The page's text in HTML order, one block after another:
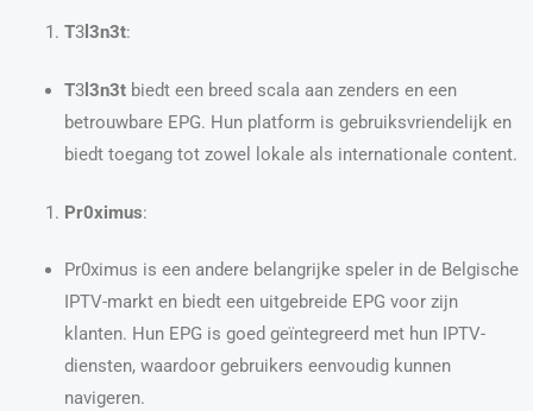
T3l3n3t:
T3l3n3tbiedt een breed scala aan zenders en een
betrouwbare EPG. Hun platform is gebruiksvriendelijk en
biedt toegang tot zowel lokale als internationale content.
Pr0ximus:
Pr0ximus is een andere belangrijke speler in de Belgische
IPTV-markt en biedt een uitgebreide EPG voor zijn
klanten. Hun EPG is goed geïntegreerd met hun IPTV-
diensten, waardoor gebruikers eenvoudig kunnen
navigeren.